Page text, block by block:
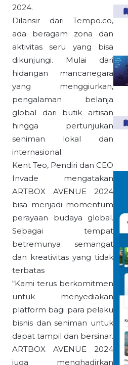
2024.
Dilansir dari Tempo.co,
ada beragam zona dan
aktivitas seru yang bisa
dikunjungi. Mulai dari
hidangan mancanegara
yang menggiurkan,
pengalaman belanja
global dari butik artisan
hingga pertunjukan
seniman lokal dan
internasional.
Kent Teo, Pendiri dan CEO
Invade mengatakan
ARTBOX AVENUE 2024
bisa menjadi momentum
perayaan budaya global.
Sebagai tempat
betremunya semangat
dan kreativitas yang tidak
terbatas
“Kami terus berkomitmen
untuk menyediakan
platform bagi para pelaku
bisnis dan seniman untuk
dapat tampil dan bersinar.
ARTBOX AVENUE 2024
juga menghadirkan